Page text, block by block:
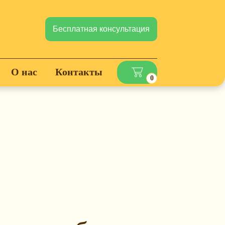
Бесплатная консультация
О нас Контакты
0